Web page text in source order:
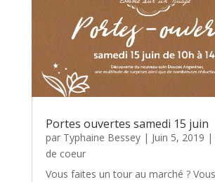
Portes ouvertes samedi 15 juin
par Typhaine Bessey| Juin 5, 2019 |
de coeur
Vous faites un tour au marché ?